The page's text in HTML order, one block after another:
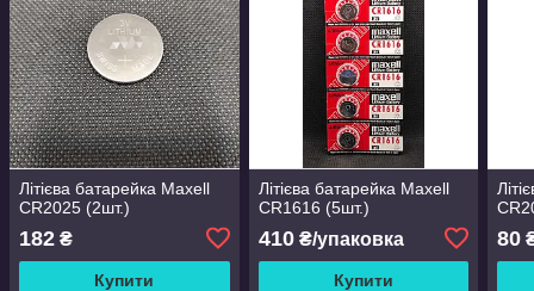
Літієва батарейка Maxell
CR2025 (2шт.)
182 ₴
Купити
Літієва батарейка Maxell
CR1616 (5шт.)
410₴/упаковка
Купити
80